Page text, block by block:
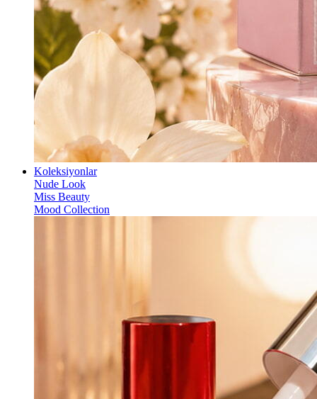
Koleksiyonlar
Nude Look
Miss Beauty
Mood Collection